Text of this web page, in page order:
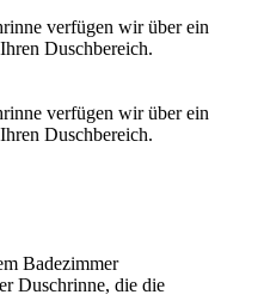
verfügen wir über ein
Duschbereich.
verfügen wir über ein
Duschbereich.
Badezimmer
Duschrinne, die die